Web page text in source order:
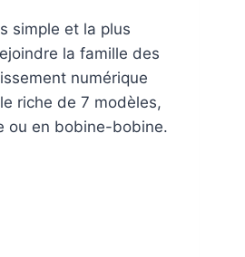
simple et la plus
la famille des
numérique
riche de 7 modèles,
ou en bobine-bobine.